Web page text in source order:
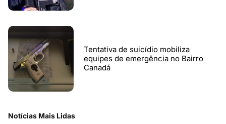
Tentativa de suicídio mobiliza
equipes de emergência no Bairro
Canadá
Notícias Mais Lidas